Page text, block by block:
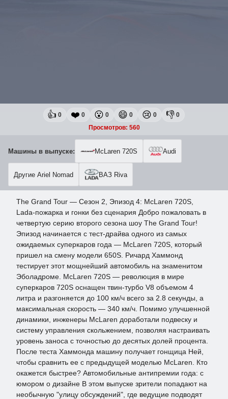
👍 0 ❤️ 0 😮 0 😄 0 😢 0 👎 0
Просмотров: 560
Машины в выпуске: McLaren 720S Audi
Другие Ariel Nomad ВАЗ Riva
The Grand Tour — Сезон 2, Эпизод 4: McLaren 720S,
Lada-пожарка и гонки без сценария Добро пожаловать в
четвертую серию второго сезона шоу The Grand Tour!
Эпизод начинается с тест-драйва одного из самых
ожидаемых суперкаров года — McLaren 720S, который
пришел на смену модели 650S. Ричард Хаммонд
тестирует этот мощнейший автомобиль на знаменитом
Эболадроме. McLaren 720S — революция в мире
суперкаров 720S оснащен твин-турбо V8 объемом 4
литра и разгоняется до 100 км/ч всего за 2.8 секунды, а
максимальная скорость — 340 км/ч. Помимо улучшенной
динамики, инженеры McLaren доработали подвеску и
систему управления скольжением, позволяя настраивать
уровень заноса с точностью до десятых долей процента.
После теста Хаммонда машину получает гонщица Ней,
чтобы сравнить ее с предыдущей моделью McLaren. Кто
окажется быстрее? Автомобильные антипремии года: с
юмором о дизайне В этом выпуске зрители попадают на
необычную "улицу обсуждений", где ведущие подводят